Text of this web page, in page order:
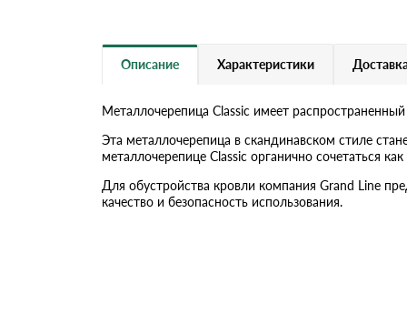
RAL 6002
RAL 6019 RAL 9003
RR 32 RR 11
Описание Характеристики
Металлочерепица Classic имеет
Эта металлочерепица в скандинавском стиле
металлочерепице Classic органично сочетаться
Для обустройства кровли компания Grand Line
качество и безопасность использования.